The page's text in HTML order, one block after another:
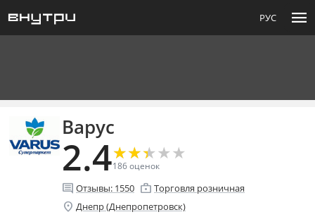
РУС menu
Варус
2.4★
★★
★★
★★
★★
★
186оценок
comment Отзывы: 1550 enterprise Торговля розничная
location_on Днепр (Днепропетровск)